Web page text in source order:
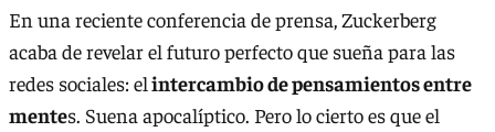
En una reciente conferencia de prensa, Zuckerberg
acaba de revelar el futuro perfecto que sueña para las
redes sociales: elintercambio de pensamientos entre
mentes. Suena apocalíptico. Pero lo cierto es que el